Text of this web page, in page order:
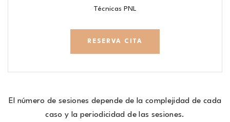
Técnicas PNL
RESERVA CITA
El número de sesiones depende de la complejidad de cada
caso y la periodicidad de las sesiones.